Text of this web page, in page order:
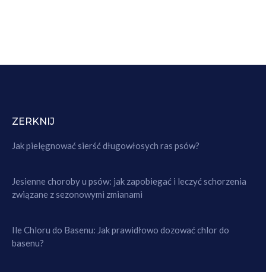
ZERKNIJ
Jak pielęgnować sierść długowłosych ras psów?
Jesienne choroby u psów: jak zapobiegać i leczyć schorzenia
związane z sezonowymi zmianami
Ile Chloru do Basenu: Jak prawidłowo dozować chlor do
basenu?